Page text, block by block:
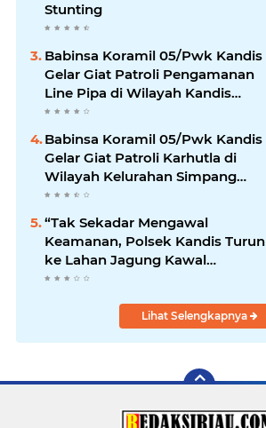
Stunting
Babinsa Koramil 05/Pwk Kandis
Gelar Giat Patroli Pengamanan
Line Pipa di Wilayah Kandis
Kandis
Babinsa Koramil 05/Pwk Kandis
Gelar Giat Patroli Karhutla di
Wilayah Kelurahan Simpang
Belutu
“Tak Sekadar Mengawal
Keamanan, Polsek Kandis Turun
ke Lahan Jagung Kawal
Ketahanan Pangan
Lihat Selengkapnya